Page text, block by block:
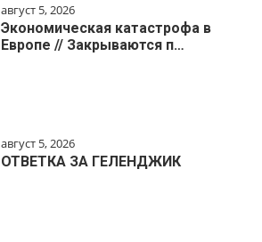
август 5, 2026
Экономическая катастрофа в
Европе // Закрываются п…
август 5, 2026
ОТВЕТКА ЗА ГЕЛЕНДЖИК